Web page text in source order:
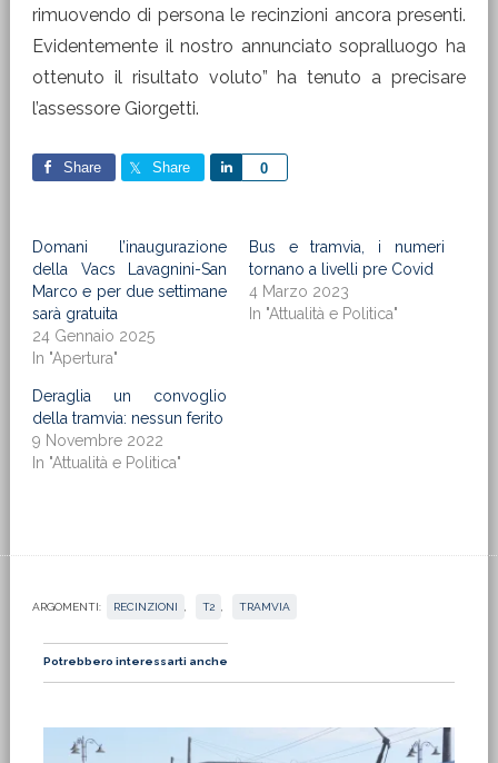
rimuovendo di persona le recinzioni ancora presenti.
Evidentemente il nostro annunciato sopralluogo ha
ottenuto il risultato voluto” ha tenuto a precisare
l’assessore Giorgetti.
Share Share 0
Share
Domani l’inaugurazione
della Vacs Lavagnini-San
Marco e per due settimane
sarà gratuita
24 Gennaio 2025
In "Apertura"
Bus e tramvia, i numeri
tornano a livelli pre Covid
4 Marzo 2023
In "Attualità e Politica"
Deraglia un convoglio
della tramvia: nessun ferito
9 Novembre 2022
In "Attualità e Politica"
ARGOMENTI: RECINZIONI T2 TRAMVIA
Potrebbero interessarti anche